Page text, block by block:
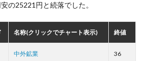
の25221円と続落でした。
名称(クリックでチャート表示) 終値
中外鉱業 36